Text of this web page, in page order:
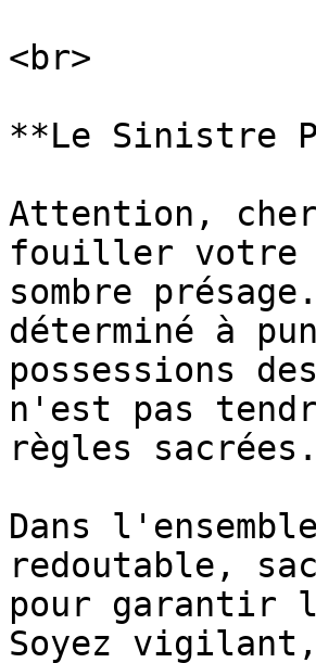
<br>
**Le Sinistre
Attention,
fouiller votre
sombre
déterminé à
possessions
n'est pas
règles sacrées.
Dans
redoutable,
pour garantir
Soyez